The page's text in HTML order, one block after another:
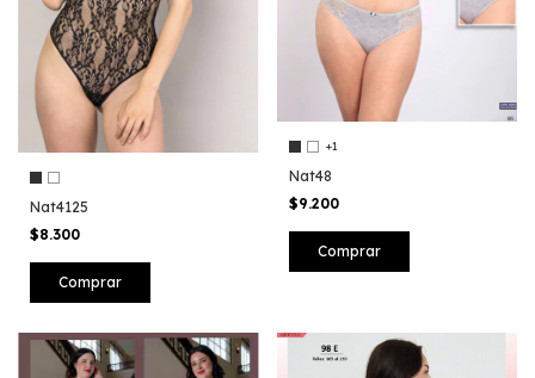
Nat4125
$8.300
Comprar
+1
Nat48
$9.200
Comprar